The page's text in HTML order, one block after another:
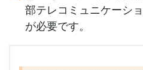
部テレコミュニケーシ
が必要です。